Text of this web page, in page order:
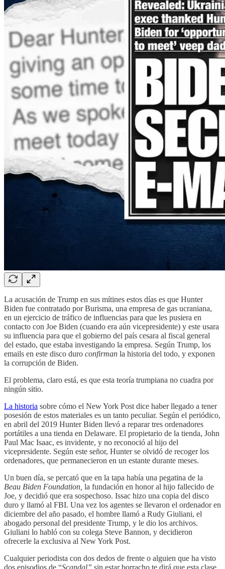
La acusación de Trump en sus mítines estos días es que Hunter
Biden fue contratado por Burisma, una empresa de gas ucraniana,
en un ejercicio de tráfico de influencias para que les pusiera en
contacto con Joe Biden (cuando era aún vicepresidente) y este usara
su influencia para que el gobierno del país cesara al fiscal general
del estado, que estaba investigando la empresa. Según Trump, los
emails en este disco duro confirman la historia del todo, y exponen
la corrupción de Biden.
El problema, claro está, es que esta teoría trumpiana no cuadra por
ningún sitio.
La historia sobre cómo el New York Post dice haber llegado a tener
posesión de estos materiales es un tanto peculiar. Según el periódico,
en abril del 2019 Hunter Biden llevó a reparar tres ordenadores
portátiles a una tienda en Delaware. El propietario de la tienda, John
Paul Mac Isaac, es invidente, y no reconoció al hijo del
vicepresidente. Según este señor, Hunter se olvidó de recoger los
ordenadores, que permanecieron en un estante durante meses.
Un buen día, se percató que en la tapa había una pegatina de la
Beau Biden Foundation, la fundación en honor al hijo fallecido de
Joe, y decidió que era sospechoso. Issac hizo una copia del disco
duro y llamó al FBI. Una vez los agentes se llevaron el ordenador en
diciembre del año pasado, el hombre llamó a Rudy Giuliani, el
abogado personal del presidente Trump, y le dio los archivos.
Giuliani lo habló con su colega Steve Bannon, y decidieron
ofrecerle la exclusiva al New York Post.
Cualquier periodista con dos dedos de frente o alguien que ha visto
dos episodios de “Scandal” sin estar borracho te dirá que esta clase